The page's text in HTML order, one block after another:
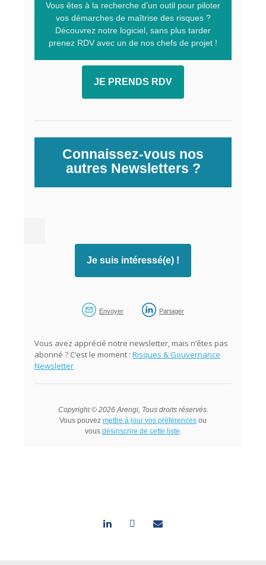
Vous êtes à la recherche d’un outil pour piloter
vos démarches de maîtrise des risques ?
Découvrez notre logiciel, sans plus tarder
prenez RDV avec un de nos chefs de projet !
JE PRENDS RDV
Connaissez-vous nos
autres Newsletters ?
Je suis intéressé(e) !
Envoyer Partager
Vous avez apprécié notre newsletter, mais n’êtes pas
abonné ? C’est le moment : Risques & Gouvernance
Newsletter
Copyright © 2026 Arengi, Tous droits réservés.
Vous pouvez mettre à jour vos préférences ou
vous désinscrire de cette liste.